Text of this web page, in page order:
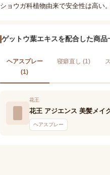
ショウガ科植物由来で安全性は高い
ゲットウ葉エキスを配合した商品
ヘアスプレー
(1)
寝癖直し (1)
花王
花王 アジエンス 美髪メイ
ヘアスプレー